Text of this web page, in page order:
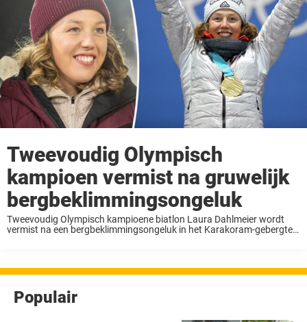
Tweevoudig Olympisch
kampioen vermist na gruwelijk
bergbeklimmingsongeluk
Tweevoudig Olympisch kampioene biatlon Laura Dahlmeier wordt
vermist na een bergbeklimmingsongeluk in het Karakoram-gebergte
Populair